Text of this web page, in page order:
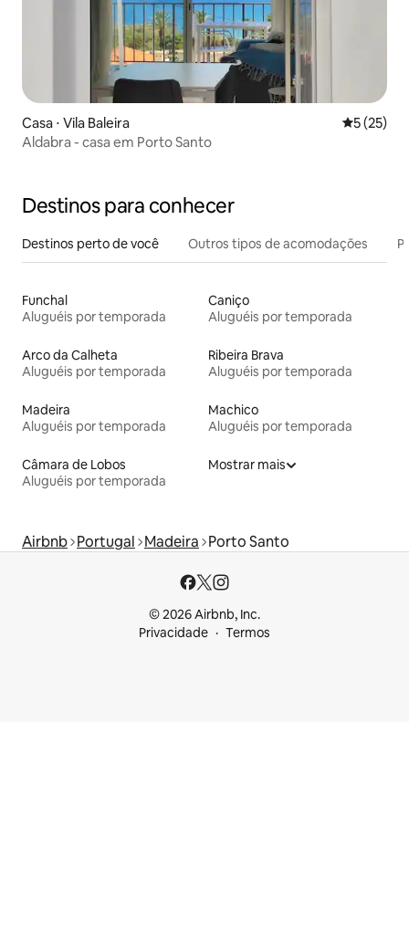
Casa ⋅ Vila Baleira 5 de uma
5 (25)
Aldabra - casa em Porto Santo
Destinos para conhecer
Destinos perto de você Outros tipos de acomodações
Funchal
Aluguéis por temporada
Caniço
Aluguéis por temporada
Arco da Calheta
Aluguéis por temporada
Ribeira Brava
Aluguéis por temporada
Madeira
Aluguéis por temporada
Machico
Aluguéis por temporada
Câmara de Lobos
Aluguéis por temporada
Mostrar mais
Airbnb Portugal Madeira Porto Santo
© 2026 Airbnb, Inc.
Privacidade
Termos